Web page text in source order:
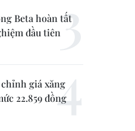
Beta hoàn tất
đầu tiên
giá xăng
22.859 đồng